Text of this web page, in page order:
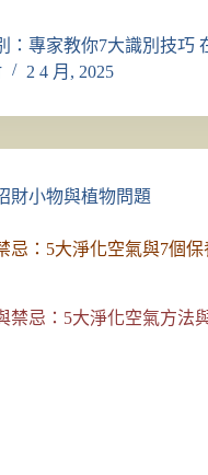
：專家教你7大識別技巧
2 4 月, 2025
財小物與植物問題
忌：5大淨化空氣與7個